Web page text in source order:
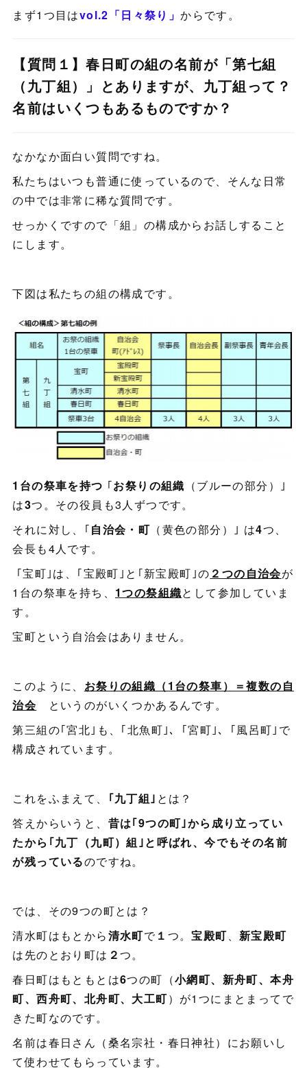
まず1つ目はvol.2「日々祭り」からです。
【質問１】春日町の組の名前が「第七組
（九丁組）」とありますが、九丁組って？
名前はいくつもあるものですか？
なかなか面白い質問ですね。
私たちはいつも普通に使っているので、そんな日常
の中では非常に稀な質問です。
せっかくですので「組」の構成からお話しすること
にします。
下図は私たちの組の構成です。
1台の祭車を持つ ｢お祭りの組織 （ブルーの部分）｣
は3つ。その役員も3人ずつです。
それに対し、｢自治会・町 （黄色の部分）｣ は4つ、
会長も4人です。
｢宝町｣は、｢宝殿町｣と｢新宝殿町｣の ２つの自治会が
1台の祭車を持ち、 1つの祭組織として参加していま
す。
宝町という自治会はありません。
このように、 お祭りの組織（1台の祭車）＝複数の自
治会 というのがいくつかあるんです。
第三組の｢宮北｣も、｢北魚町｣、｢宮町｣、｢風呂町｣で
構成されています。
これをふまえて、 ｢九丁組｣ とは？
答えからいうと、 昔は｢9つの町｣から成り立ってい
たから｢九丁（九町）組｣と呼ばれ、今でもその名前
が残っているのですね。
では、その9つの町とは？
清水町はもとから清水町で１ つ。宝殿町、 新宝殿町
は先のとおり町は ２つ。
春日町はもともとは6つの町（小網町、新舟町、本舟
町、西舟町、北舟町、大工町）が1つにまとまってで
きた町なのです。
名前は春日さん（桑名宗社・春日神社）にお願いし
て使わせてもらっています。